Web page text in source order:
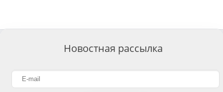
Новостная рассылка